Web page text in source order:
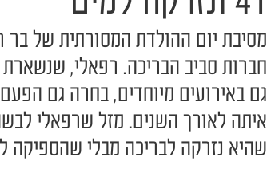
מסיבת יום ההולדת המסורתית של בר
חברות סביב הבריכה. רפאלי,
גם באירועים מיוחדים, בחרה גם
איתה לאורך השנים. מזל שרפאלי
שהיא נזרקה לבריכה מבלי שהספיקה